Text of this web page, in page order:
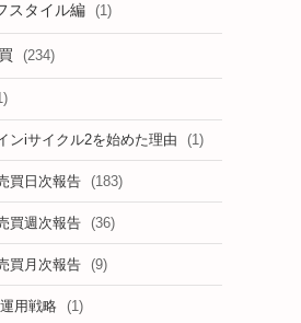
スタイル編 (1)
(234)
ンiサイクル2を始めた理由 (1)
買日次報告 (183)
買週次報告 (36)
買月次報告 (9)
用戦略 (1)